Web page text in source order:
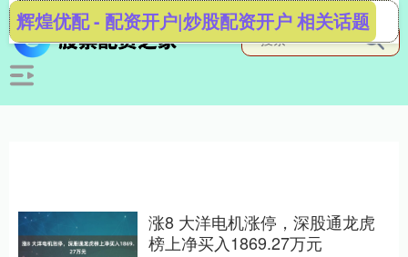
辉煌优配 - 配资开户|炒股配资开户 相关话题
涨8 大洋电机涨停，深股通龙虎
榜上净买入1869.27万元